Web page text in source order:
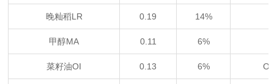
晚籼稻LR 0.19 14%
甲醇MA 0.11 6%
菜籽油OI 0.13 6%